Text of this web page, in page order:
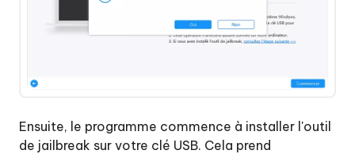
Ensuite, le programme commence à installer l'outil
de jailbreak sur votre clé USB. Cela prend